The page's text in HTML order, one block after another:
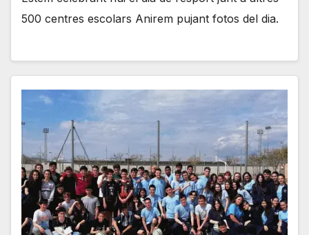
500 centres escolars Anirem pujant fotos del dia.